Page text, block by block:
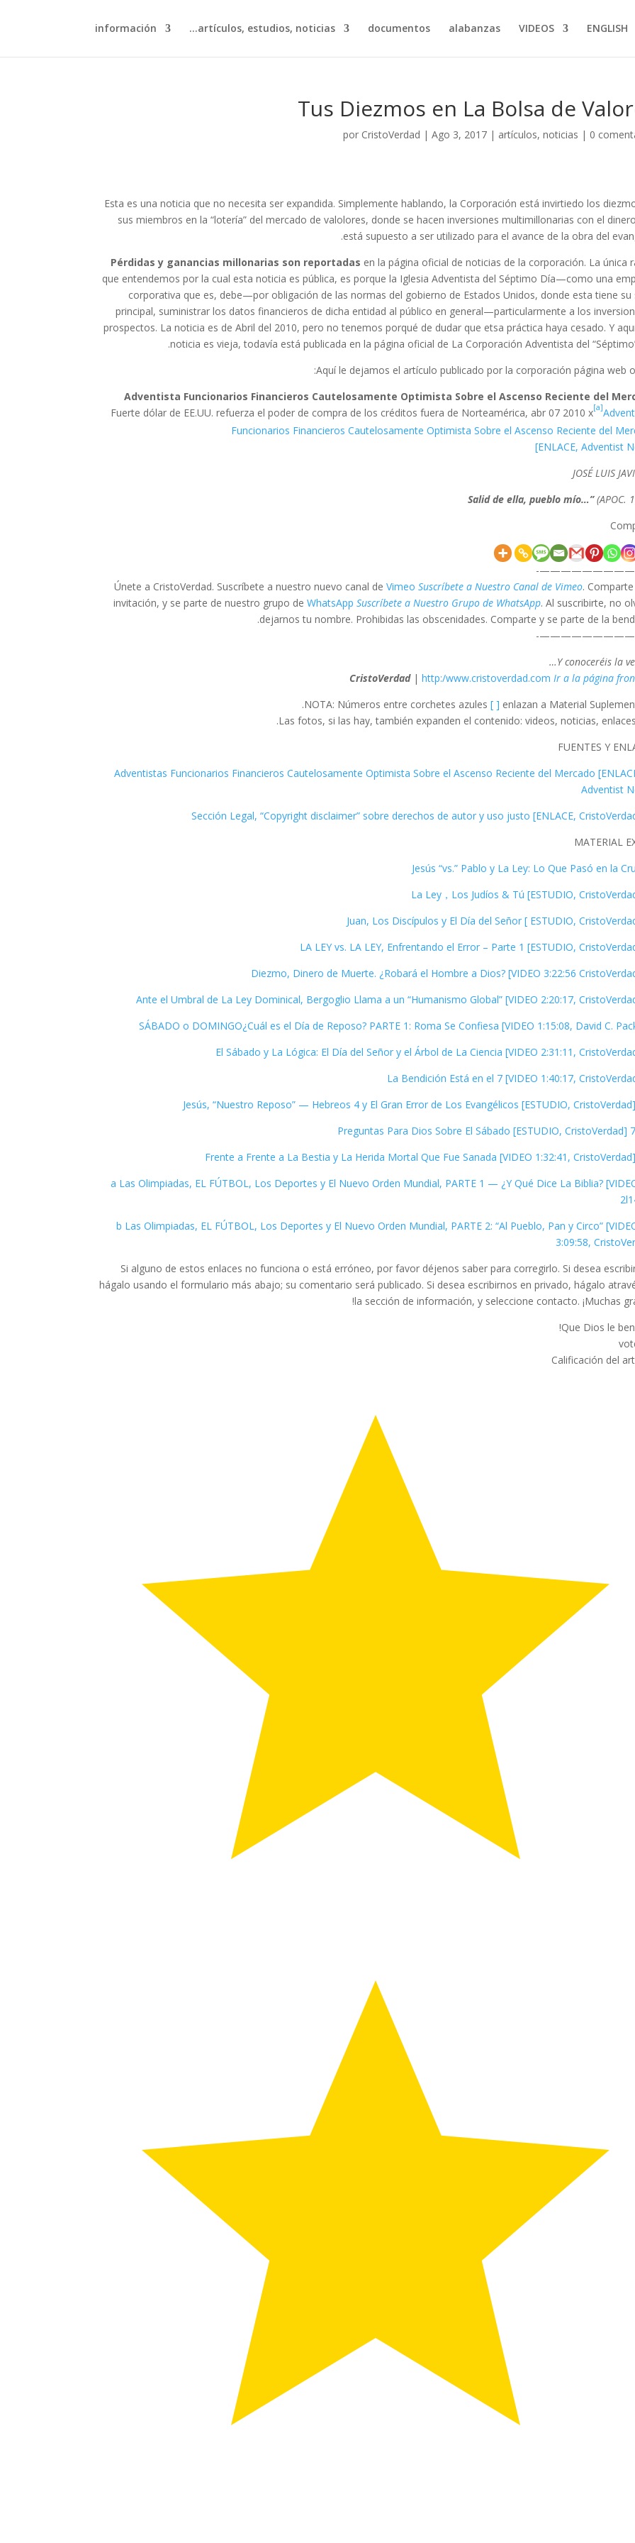
ENGLISH
VIDEOS
alabanzas
documentos
artículos, estudios, noticias…
información
Tus Diezmos en La Bolsa de
por CristoVerdad |Ago 3, 2017 | artículos,noticias | 0
Esta es una noticia que no necesita ser expandida. Simplemente hablando, la Corporación está invirtiedo los
sus miembros en la “lotería” del mercado de valolores, donde se hacen inversiones multimillonarias con el
está supuesto a ser utilizado para el avance de la obra del
Pérdidas y ganancias millonarias son reportadas en la página oficial de noticias de la corporación. La única
que entendemos por la cual esta noticia es pública, es porque la Iglesia Adventista del Séptimo Día—como una
corporativa que es, debe—por obligación de las normas del gobierno de Estados Unidos, donde esta tiene su
principal, suministrar los datos financieros de dicha entidad al público en general—particularmente a los
prospectos. La noticia es de Abril del 2010, pero no tenemos porqué de dudar que etsa práctica haya cesado. Y
noticia es vieja, todavía está publicada en la página oficial de La Corporación Adventista del
Aquí le dejamos el artículo publicado por la corporación página web
Adventista Funcionarios Financieros Cautelosamente Optimista Sobre el Ascenso Reciente del
Fuerte dólar de EE.UU. refuerza el poder de compra de los créditos fuera de Norteamérica, abr 07 2010 x[a]
Funcionarios Financieros Cautelosamente Optimista Sobre el Ascenso Reciente del
JOSÉ LUIS
(APOC.
Únete a CristoVerdad. Suscríbete a nuestro nuevo canal deVimeoSuscríbete a Nuestro Canal de Vimeo.
invitación, y se parte de nuestro grupo deWhatsAppSuscríbete a Nuestro Grupo de WhatsApp. Al suscribirte, no
dejarnos tu nombre. Prohibidas las obscenidades. Comparte y se parte de la
Y conoceréis la
|http:/www.cristoverdad.com Ir a la página
NOTA: Números entre corchetes azules [ ] enlazan a Material
Las fotos, si las hay, también expanden el contenido: videos, noticias,
FUENTES Y
[a] Adventistas Funcionarios Financieros Cautelosamente Optimista Sobre el Ascenso Reciente del Mercado
Adventist
MATERIAL
[15]a Las Olimpiadas, EL FÚTBOL, Los Deportes y El Nuevo Orden Mundial, PARTE 1 — ¿Y Qué Dice La Biblia?
[15]b Las Olimpiadas, EL FÚTBOL, Los Deportes y El Nuevo Orden Mundial, PARTE 2: “Al Pueblo, Pan y Circo”
3:09:58,
Si alguno de estos enlaces no funciona o está erróneo, por favor déjenos saber para corregirlo. Si desea
hágalo usando el formulario más abajo; su comentario será publicado. Si desea escribirnos en privado, hágalo
la sección de información, y seleccione contacto. ¡Muchas
Calificación del